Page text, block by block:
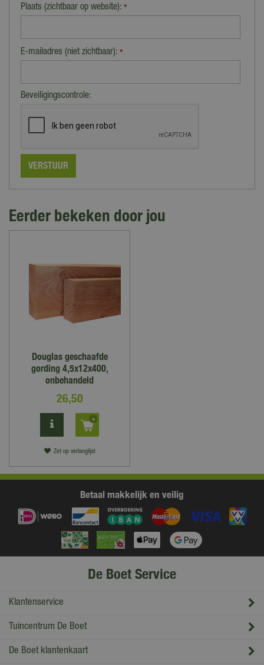
Plaats (zichtbaar op website): *
E-mailadres (niet zichtbaar): *
Beveiligingscontrole:
Eerder bekeken door jou
Douglas geschaafde
gording 4,5x12x400,
onbehandeld
26,50
Zet op verlanglijst
Betaal makkelijk en veilig
De Boet Service
Klantenservice
Tuincentrum De Boet
De Boet klantenkaart